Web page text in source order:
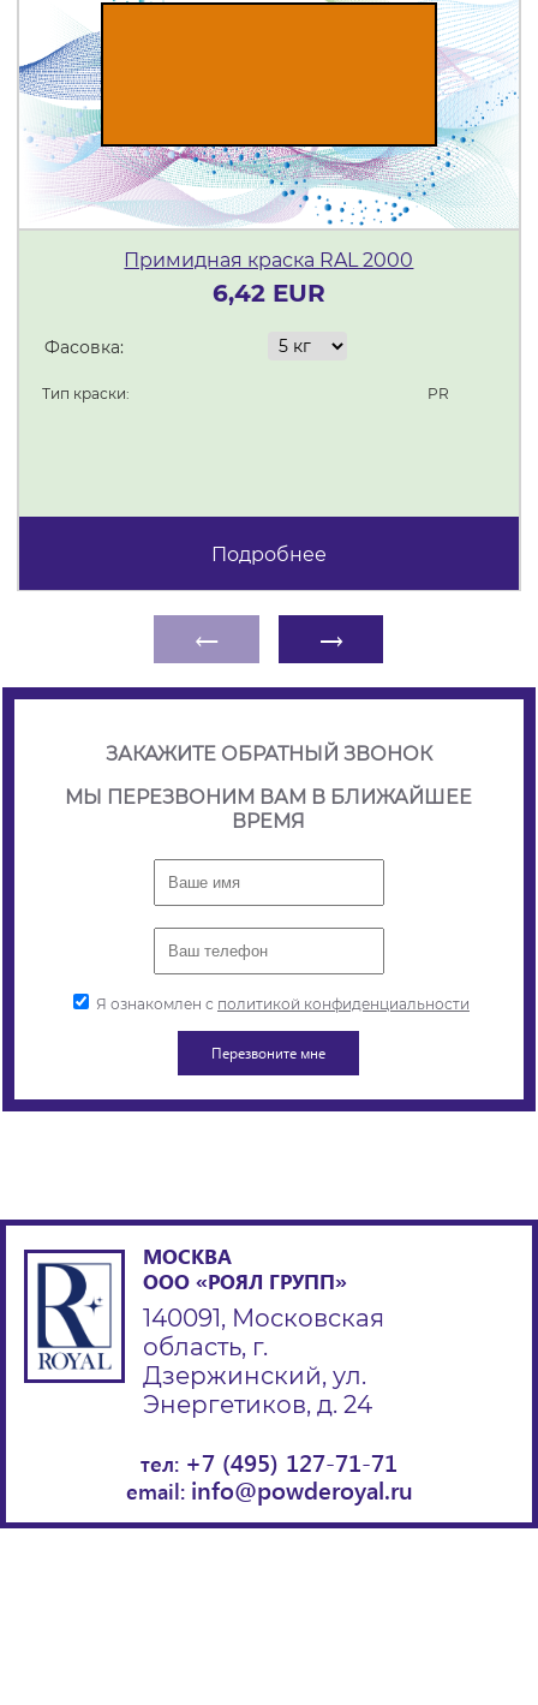
Примидная краска RAL 2000
6,42 EUR
Фасовка:
Тип краски: PR
Подробнее
← →
ЗАКАЖИТЕ ОБРАТНЫЙ ЗВОНОК
МЫ ПЕРЕЗВОНИМ ВАМ В БЛИЖАЙШЕЕ
ВРЕМЯ
Я ознакомлен с политикой конфиденциальности
МОСКВА
ООО «РОЯЛ ГРУПП»
140091, Московская
область, г.
Дзержинский, ул.
Энергетиков, д. 24
тел: +7 (495) 127-71-71
email: info@powderoyal.ru